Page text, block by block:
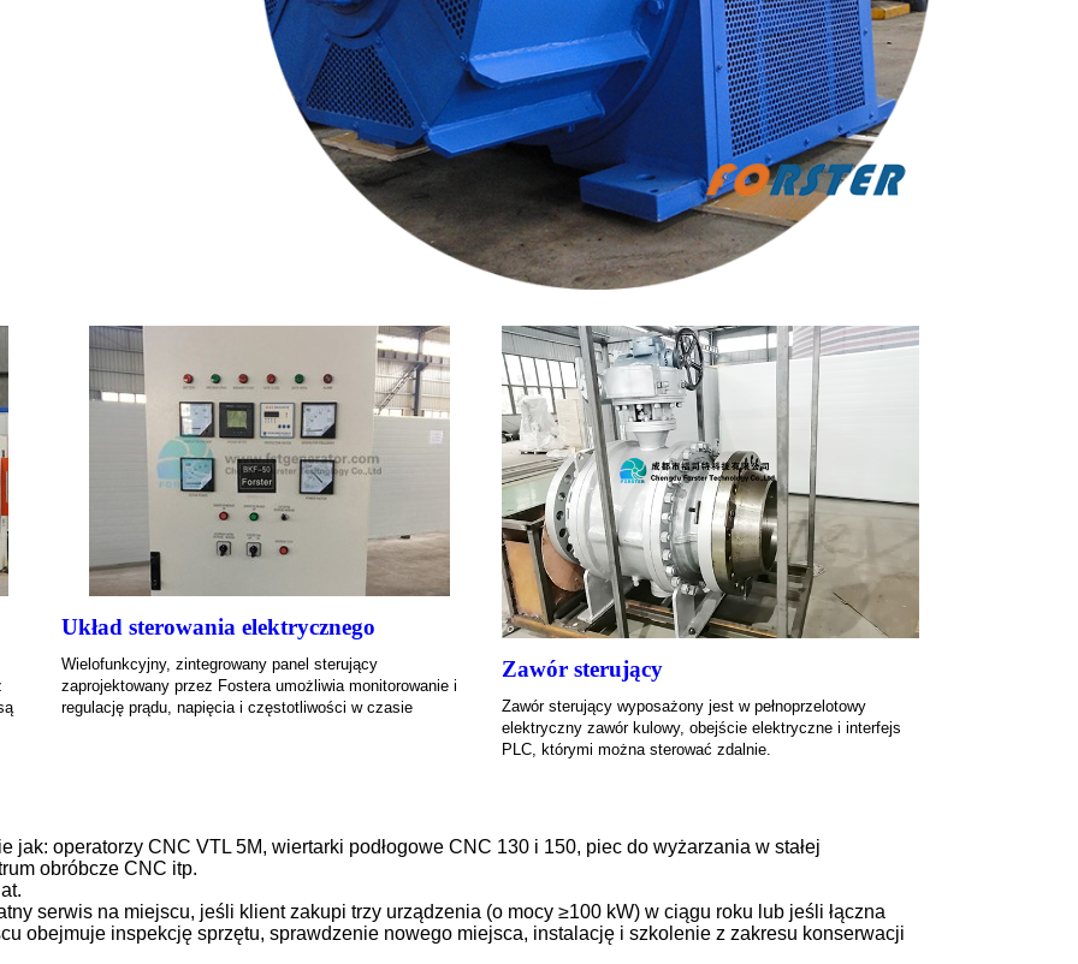
Układ sterowania elektrycznego
Wielofunkcyjny, zintegrowany panel sterujący
zaprojektowany przez Fostera umożliwia monitorowanie i
regulację prądu, napięcia i częstotliwości w czasie
Zawór sterujący
Zawór sterujący wyposażony jest w pełnoprzelotowy
elektryczny zawór kulowy, obejście elektryczne i interfejs
PLC, którymi można sterować zdalnie.
jak: operatorzy CNC VTL 5M, wiertarki podłogowe CNC 130 i 150, piec do wyżarzania w stałej
obróbcze CNC itp.
serwis na miejscu, jeśli klient zakupi trzy urządzenia (o mocy ≥100 kW) w ciągu roku lub jeśli łączna
obejmuje inspekcję sprzętu, sprawdzenie nowego miejsca, instalację i szkolenie z zakresu konserwacji